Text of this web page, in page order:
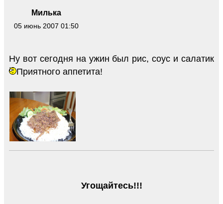
Милька
05 июнь 2007 01:50
Ну вот сегодня на ужин был рис, соус и салатик
Приятного аппетита!
Угощайтесь!!!